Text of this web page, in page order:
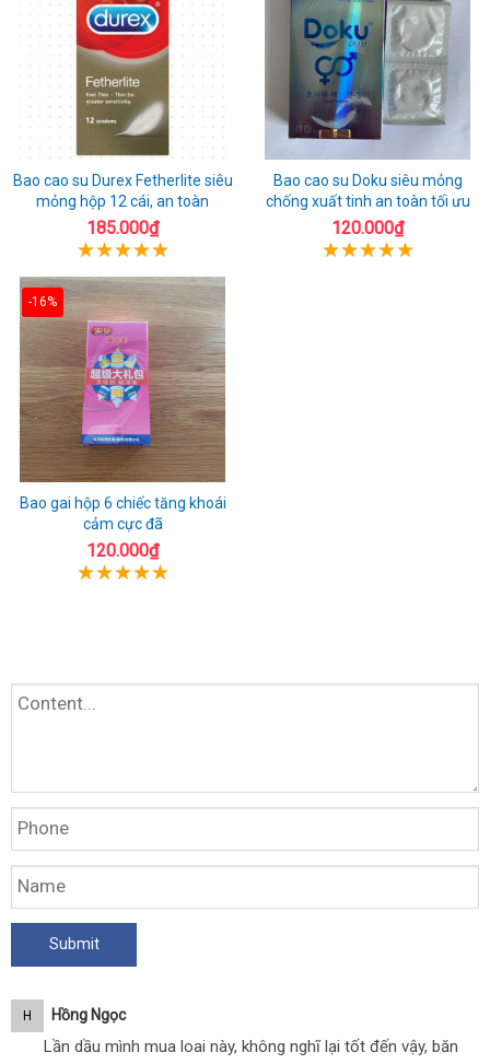
Bao cao su Durex Fetherlite siêu
mỏng hộp 12 cái, an toàn
185.000₫
Bao cao su Doku siêu mỏng
chống xuất tinh an toàn tối ưu
120.000₫
-16%
Bao gai hộp 6 chiếc tăng khoái
cảm cực đã
120.000₫
H Hồng Ngọc
Lần dầu mình mua loai này, không nghĩ lại tốt đến vậy, băn